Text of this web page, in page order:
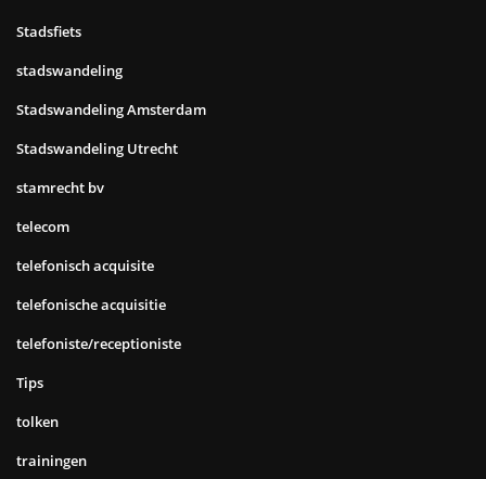
Stadsfiets
stadswandeling
Stadswandeling Amsterdam
Stadswandeling Utrecht
stamrecht bv
telecom
telefonisch acquisite
telefonische acquisitie
telefoniste/receptioniste
Tips
tolken
trainingen